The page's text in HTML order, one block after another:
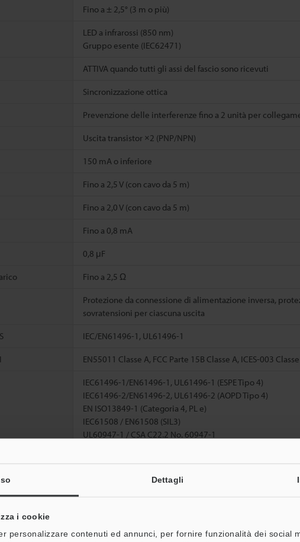
Dettagli
i cookie
personalizzare contenuti ed annunci, per fornire funzionalità dei social
Fino a ± 2,5° (3 m o più)
LED a infrarossi (850 nm)
Gruppo esente (IEC62471)
ATTIVA quando tutti gli assi del fascio sono ricevuti
Sincronizzazione ottica
Prevenzione delle interferenze fino a 2 unità per
Uscita transistor ×2 (PNP/NPN)
150 mA o inferiore
Fino a 2,5 V (con cavo da 5 m)
Fino a 2,0 V (con cavo da 5 m)
Fino a 0,8 mA
0,8 μF
Fino a 2,5 Ω
Protezione da connessione di alimentazione inversa,
sovratensioni per ciascuna uscita
IEC/EN61496-1, UL61496-1
EN55011 Classe A, FCC Parte 15B Classe A, ICES-003
IEC61496-1/EN61496-1, UL61496-1 (ESPE Tipo 4)
IEC61496-2/EN61496-2, UL61496-2 (AOPD Tipo 4)
EN ISO13849-1 (Categoria 4, PL e)
IEC61508 / EN61508 (SIL3)
UL60947-1 / CSA C22.2 No. 60947-1
13,0